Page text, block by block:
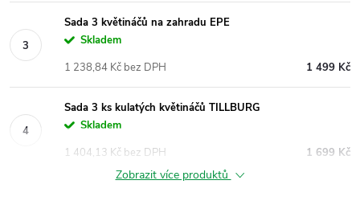
Sada 3 květináčů na zahradu EPE
Skladem
1 499 Kč
1 238,84 Kč bez DPH
Sada 3 ks kulatých květináčů TILLBURG
Skladem
1 699 Kč
1 404,13 Kč bez DPH
Zobrazit více produktů